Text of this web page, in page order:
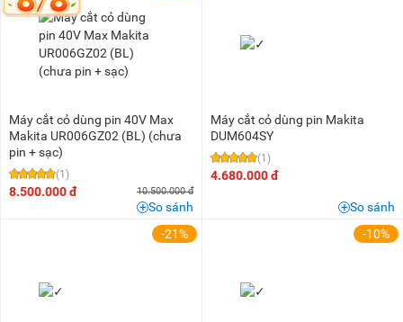
Máy cắt cỏ dùng pin 40V Max
Makita UR006GZ02 (BL) (chưa
pin + sạc)
(1)
8.500.000 đ 10.500.000 đ
So sánh
Máy cắt cỏ dùng pin Makita
DUM604SY
(1)
4.680.000 đ
So sánh
-21%
-10%